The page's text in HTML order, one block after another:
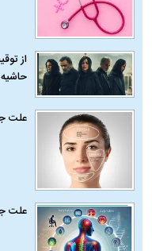
از
علت
علت